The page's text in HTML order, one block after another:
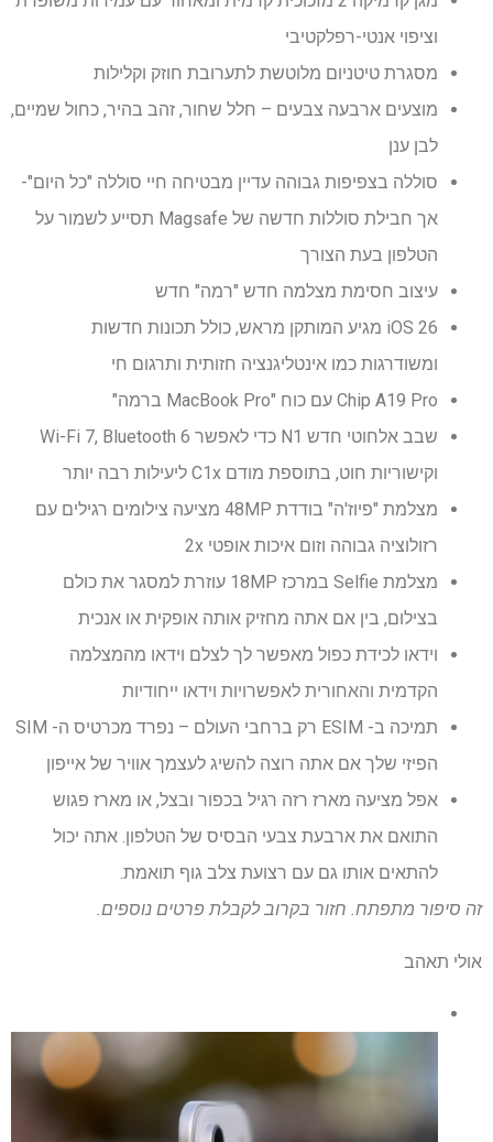
וציפוי אנטי-רפלקטיבי
מסגרת טיטניום מלוטשת לתערובת חוזק וקלילות
מוצעים ארבעה צבעים – חלל שחור, זהב בהיר, כחול שמיים,
לבן ענן
סוללה בצפיפות גבוהה עדיין מבטיחה חיי סוללה "כל היום"-
אך חבילת סוללות חדשה של Magsafe תסייע לשמור על
הטלפון בעת ​​הצורך
עיצוב חסימת מצלמה חדש "רמה" חדש
iOS 26 מגיע המותקן מראש, כולל תכונות חדשות
ומשודרגות כמו אינטליגנציה חזותית ותרגום חי
Chip A19 Pro עם כוח "MacBook Pro ברמה"
שבב אלחוטי חדש N1 כדי לאפשר Wi-Fi 7, Bluetooth 6
וקישוריות חוט, בתוספת מודם C1x ליעילות רבה יותר
מצלמת "פיוז'ה" בודדת 48MP מציעה צילומים רגילים עם
רזולוציה גבוהה וזום איכות אופטי 2x
מצלמת Selfie במרכז 18MP עוזרת למסגר את כולם
בצילום, בין אם אתה מחזיק אותה אופקית או אנכית
וידאו לכידת כפול מאפשר לך לצלם וידאו מהמצלמה
הקדמית והאחורית לאפשרויות וידאו ייחודיות
תמיכה ב- ESIM רק ברחבי העולם – נפרד מכרטיס ה- SIM
הפיזי שלך אם אתה רוצה להשיג לעצמך אוויר של אייפון
אפל מציעה מארז רזה רגיל בכפור ובצל, או מארז פגוש
התואם את ארבעת צבעי הבסיס של הטלפון. אתה יכול
להתאים אותו גם עם רצועת צלב גוף תואמת.
זה סיפור מתפתח. חזור בקרוב לקבלת פרטים נוספים.
אולי תאהב